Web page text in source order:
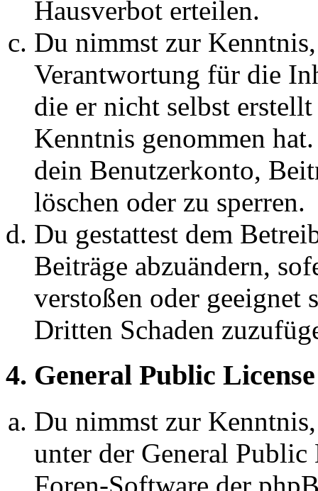
Hausverbot erteilen.
Du nimmst zur
Verantwortung für die
die er nicht selbst
Kenntnis genommen
dein Benutzerkonto,
löschen oder zu sperren.
Du gestattest dem
Beiträge abzuändern,
verstoßen oder geeignet
Dritten Schaden
4. General Public License
Du nimmst zur
unter der General